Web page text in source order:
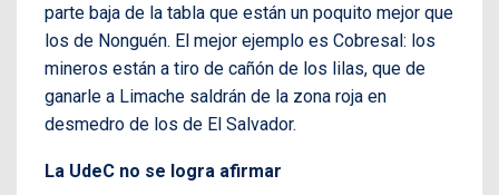
parte baja de la tabla que están un poquito mejor que
los de Nonguén. El mejor ejemplo es Cobresal: los
mineros están a tiro de cañón de los lilas, que de
ganarle a Limache saldrán de la zona roja en
desmedro de los de El Salvador.
La UdeC no se logra afirmar